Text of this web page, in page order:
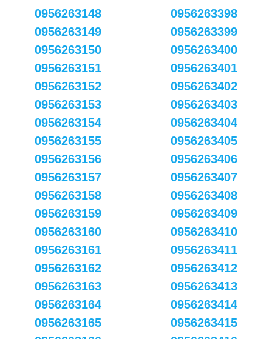
0956263148
0956263149
0956263150
0956263151
0956263152
0956263153
0956263154
0956263155
0956263156
0956263157
0956263158
0956263159
0956263160
0956263161
0956263162
0956263163
0956263164
0956263165
0956263398
0956263399
0956263400
0956263401
0956263402
0956263403
0956263404
0956263405
0956263406
0956263407
0956263408
0956263409
0956263410
0956263411
0956263412
0956263413
0956263414
0956263415